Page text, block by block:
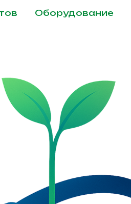
Оборудование